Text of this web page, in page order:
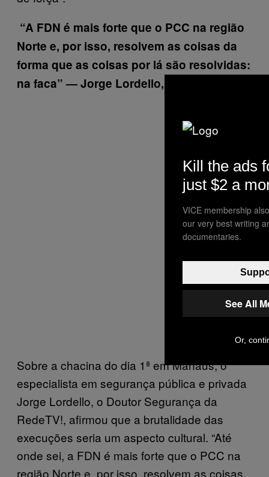
“A FDN é mais forte que o PCC na região
Norte e, por isso, resolvem as coisas da
forma que as coisas por lá são resolvidas:
na faca” — Jorge Lordello, Dr. Segurança
Sobre a chacina do dia 1ª em Manaus, o
especialista em segurança pública e privada
Jorge Lordello, o Doutor Segurança da
RedeTV!, afirmou que a brutalidade das
execuções seria um aspecto cultural. “Até
onde sei, a FDN é mais forte que o PCC na
região Norte e, por isso, resolvem as coisas
Kill the ads
just $2 a
VICE membership
our very best writing
documentaries.
See All
Or,